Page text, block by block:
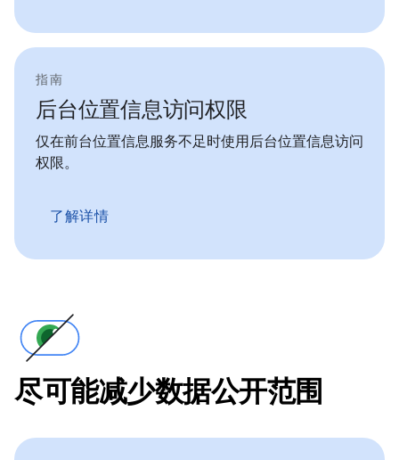
指南
后台位置信息访问权限
仅在前台位置信息服务不足时使用后台位置信息访问
权限。
了解详情
尽可能减少数据公开范围